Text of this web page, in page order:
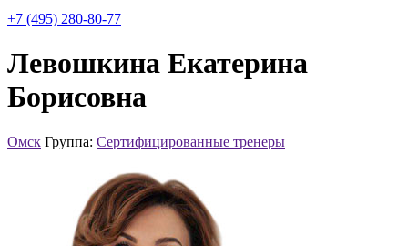
+7 (495) 280-80-77
Левошкина Екатерина
Борисовна
Омск Группа: Сертифицированные тренеры